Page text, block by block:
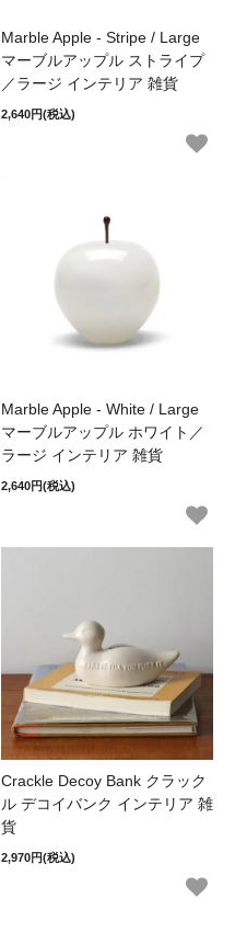
Marble Apple - Stripe / Large
マーブルアップル ストライプ
／ラージ インテリア 雑貨
2,640円(税込)
Marble Apple - White / Large
マーブルアップル ホワイト／
ラージ インテリア 雑貨
2,640円(税込)
Crackle Decoy Bank クラック
ル デコイバンク インテリア 雑
貨
2,970円(税込)